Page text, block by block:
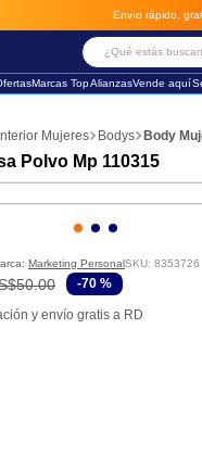
rápido, gratis y seguro por **BM-
¿Qué estás
Marcas TopAlianzasVende aquí
Mujeres Bodys Body
Polvo Mp 110315
Marketing PersonalSKU: 8353726
50.00 -70 %
y envío gratis a RD